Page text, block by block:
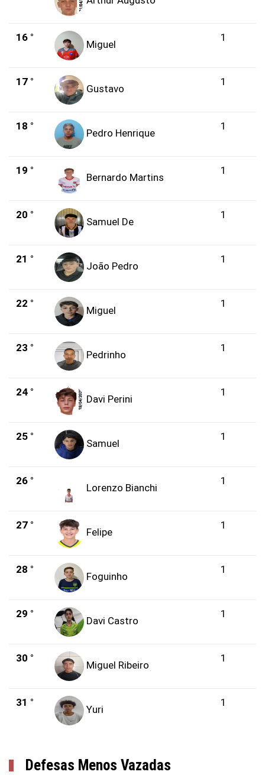
16 °
Miguel
1
17 °
Gustavo
1
18 °
Pedro Henrique
1
19 °
Bernardo Martins
1
20 °
Samuel De
1
21 °
João Pedro
1
22 °
Miguel
1
23 °
Pedrinho
1
24 °
Davi Perini
1
25 °
Samuel
1
26 °
Lorenzo Bianchi
1
27 °
Felipe
1
28 °
Foguinho
1
29 °
Davi Castro
1
30 °
Miguel Ribeiro
1
31 °
Yuri
1
Defesas Menos Vazadas